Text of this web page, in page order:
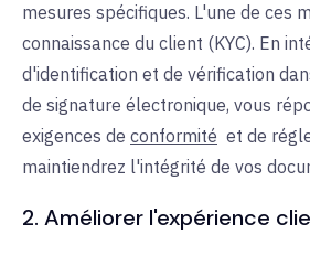
mesures spécifiques. L'une de ces
connaissance du client (KYC). En
d'identification et de vérification
de signature électronique, vous
exigences de conformité et de
maintiendrez l'intégrité de vos
2. Améliorer l'expérience